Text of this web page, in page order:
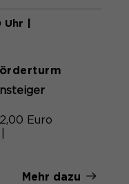
|
Euro
Mehr dazu